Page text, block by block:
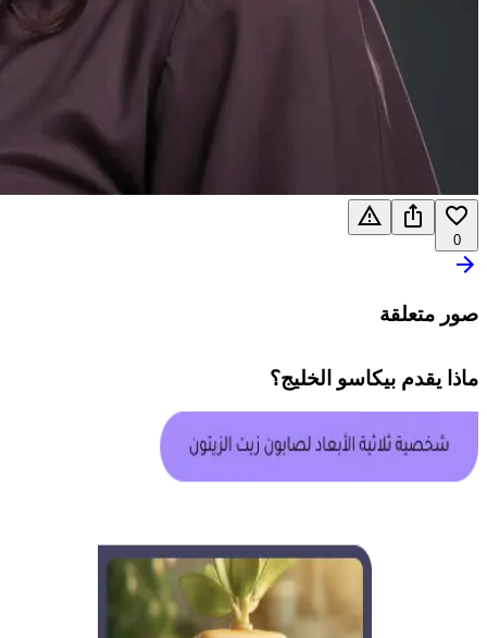
0
صور متعلقة
ماذا يقدم بيكاسو الخليج؟